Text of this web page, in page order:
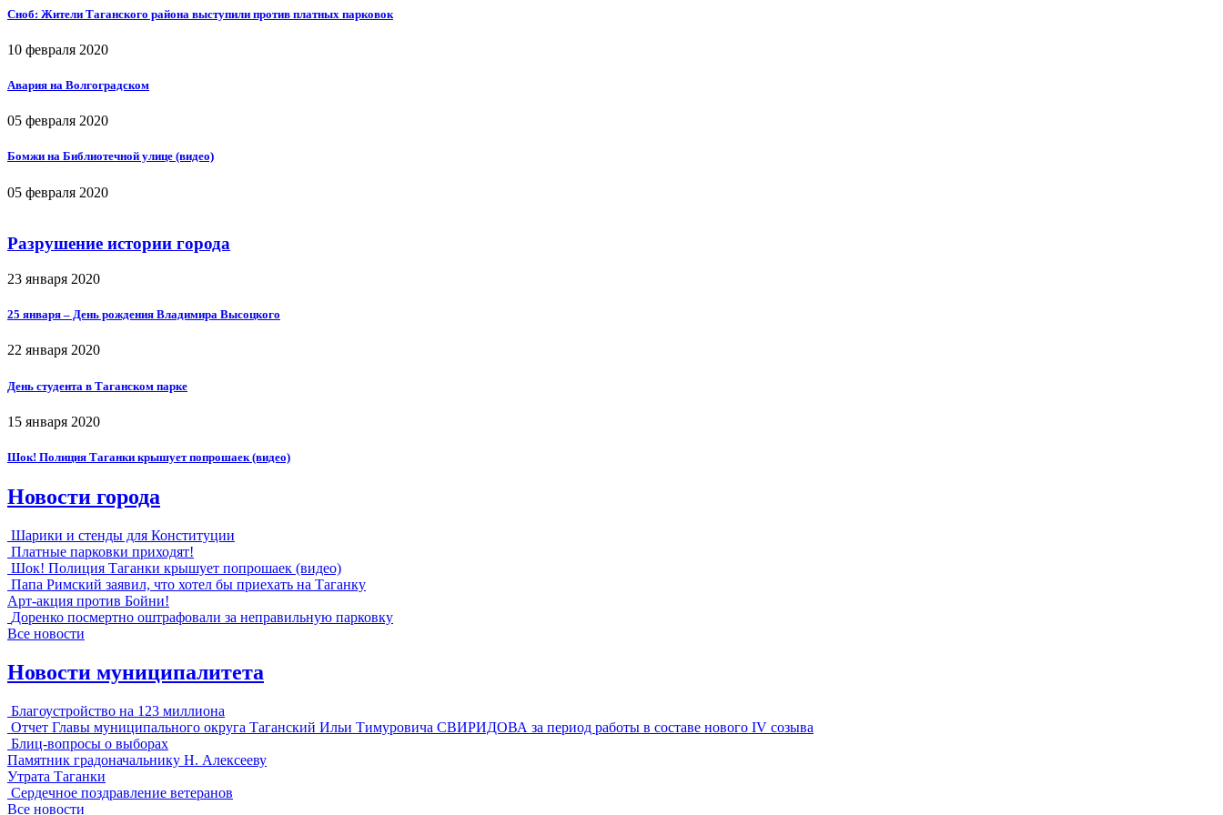
Сноб: Жители Таганского района выступили против платных парковок
10 февраля 2020
Авария на Волгоградском
05 февраля 2020
Бомжи на Библиотечной улице (видео)
05 февраля 2020
Разрушение истории города
23 января 2020
25 января – День рождения Владимира Высоцкого
22 января 2020
День студента в Таганском парке
15 января 2020
Шок! Полиция Таганки крышует попрошаек (видео)
Новости города
Шарики и стенды для Конституции
Платные парковки приходят!
Шок! Полиция Таганки крышует попрошаек (видео)
Папа Римский заявил, что хотел бы приехать на Таганку
Арт-акция против Бойни!
Доренко посмертно оштрафовали за неправильную парковку
Все новости
Новости муниципалитета
Благоустройство на 123 миллиона
Отчет Главы муниципального округа Таганский Ильи Тимуровича СВИРИДОВА за период работы в составе нового IV созыва
Блиц-вопросы о выборах
Памятник градоначальнику Н. Алексееву
Утрата Таганки
Сердечное поздравление ветеранов
Все новости